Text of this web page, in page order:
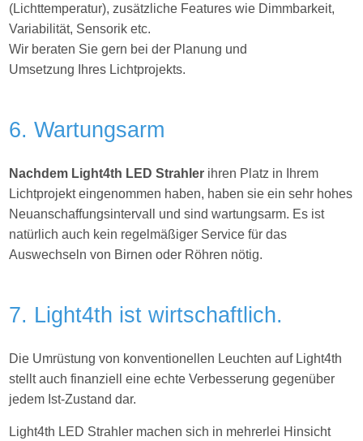
(Lichttemperatur), zusätzliche Features wie Dimmbarkeit,
Variabilität, Sensorik etc.
Wir beraten Sie gern bei der Planung und
Umsetzung Ihres Lichtprojekts.
6. Wartungsarm
Nachdem Light4th LED Strahler ihren Platz in Ihrem
Lichtprojekt eingenommen haben, haben sie ein sehr hohes
Neuanschaffungsintervall und sind wartungsarm. Es ist
natürlich auch kein regelmäßiger Service für das
Auswechseln von Birnen oder Röhren nötig.
7. Light4th ist wirtschaftlich.
Die Umrüstung von konventionellen Leuchten auf Light4th
stellt auch finanziell eine echte Verbesserung gegenüber
jedem Ist-Zustand dar.
Light4th LED Strahler machen sich in mehrerlei Hinsicht